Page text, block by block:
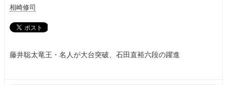
相崎修司
藤井聡太竜王・名人が大台突破、石田直裕六段の躍進